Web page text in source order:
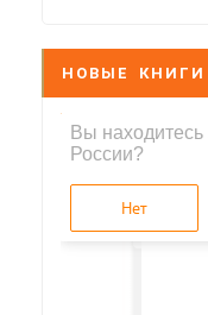
НОВЫЕ КНИГИ